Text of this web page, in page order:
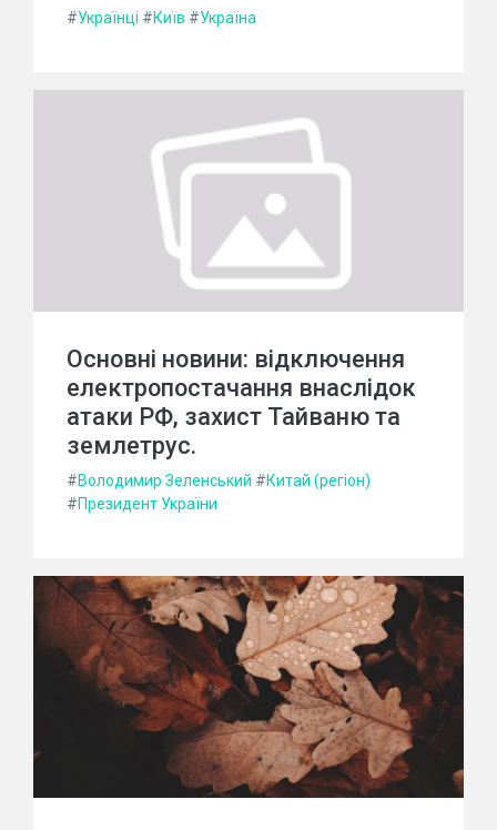
#Українці #Київ #Україна
Основні новини: відключення
електропостачання внаслідок
атаки РФ, захист Тайваню та
землетрус.
#Володимир Зеленський #Китай (регіон)
#Президент України